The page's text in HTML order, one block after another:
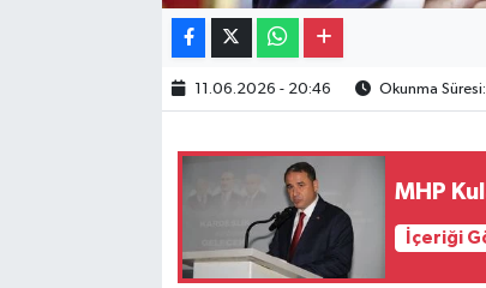
11.06.2026 - 20:46 Okunma
MHP
İçeriği